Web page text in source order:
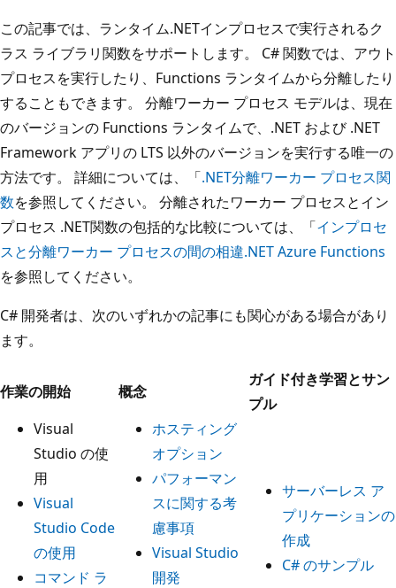
この記事では、ランタイム.NETインプロセスで実行されるク
ラス ライブラリ関数をサポートします。 C# 関数では、アウト
プロセスを実行したり、Functions ランタイムから分離したり
することもできます。 分離ワーカー プロセス モデルは、現在
のバージョンの Functions ランタイムで、.NET および .NET
Framework アプリの LTS 以外のバージョンを実行する唯一の
方法です。 詳細については、「.NET分離ワーカー プロセス関
数を参照してください。 分離されたワーカー プロセスとイン
プロセス .NET関数の包括的な比較については、「インプロセ
スと分離ワーカー プロセスの間の相違.NET Azure Functions
を参照してください。
C# 開発者は、次のいずれかの記事にも関心がある場合があり
ます。
作業の開始 概念
ガイド付き学習とサン
プル
Visual
Studio の使
用
Visual
Studio Code
の使用
コマンド ラ
ホスティング
オプション
パフォーマン
スに関する考
慮事項
Visual Studio
開発
サーバーレス ア
プリケーションの
作成
C# のサンプル